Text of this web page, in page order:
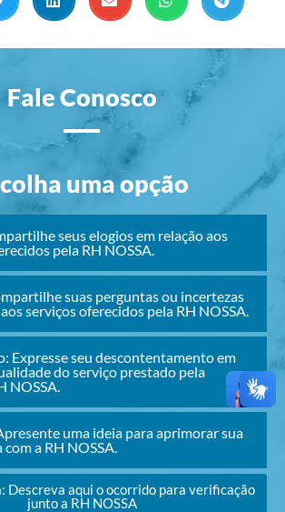
Fale Conosco
uma opção
seus elogios em relação aos
pela RH NOSSA.
suas perguntas ou incertezas
serviços oferecidos pela RH NOSSA.
Expresse seu descontentamento em
do serviço prestado pela
NOSSA.
uma ideia para aprimorar sua
a RH NOSSA.
Descreva aqui o ocorrido para verificação
junto a RH NOSSA